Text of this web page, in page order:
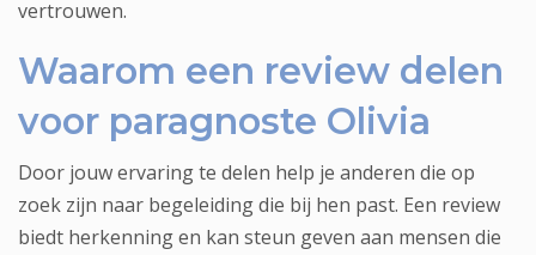
vertrouwen.
Waarom een review delen
voor paragnoste Olivia
Door jouw ervaring te delen help je anderen die op
zoek zijn naar begeleiding die bij hen past. Een review
biedt herkenning en kan steun geven aan mensen die